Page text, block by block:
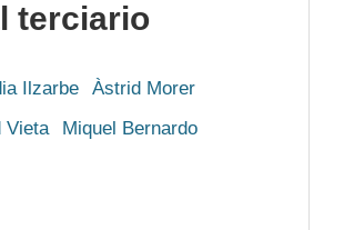
terciario
Ilzarbe
Àstrid Morer
Vieta
Miquel Bernardo